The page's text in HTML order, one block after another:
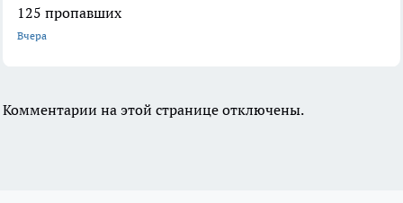
125 пропавших
Вчера
Комментарии на этой странице отключены.